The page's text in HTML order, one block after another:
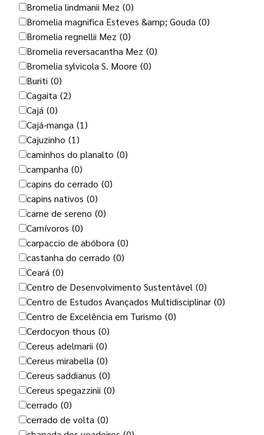
Bromelia lindmanii Mez (0)
Bromelia magnifica Esteves &amp; Gouda (0)
Bromelia regnellii Mez (0)
Bromelia reversacantha Mez (0)
Bromelia sylvicola S. Moore (0)
Buriti (0)
Cagaita (2)
Cajá (0)
Cajá-manga (1)
Cajuzinho (1)
caminhos do planalto (0)
campanha (0)
capins do cerrado (0)
capins nativos (0)
carne de sereno (0)
Carnívoros (0)
carpaccio de abóbora (0)
castanha do cerrado (0)
Ceará (0)
Centro de Desenvolvimento Sustentável (0)
Centro de Estudos Avançados Multidisciplinar (0)
Centro de Excelência em Turismo (0)
Cerdocyon thous (0)
Cereus adelmarii (0)
Cereus mirabella (0)
Cereus saddianus (0)
Cereus spegazzinii (0)
cerrado (0)
cerrado de volta (0)